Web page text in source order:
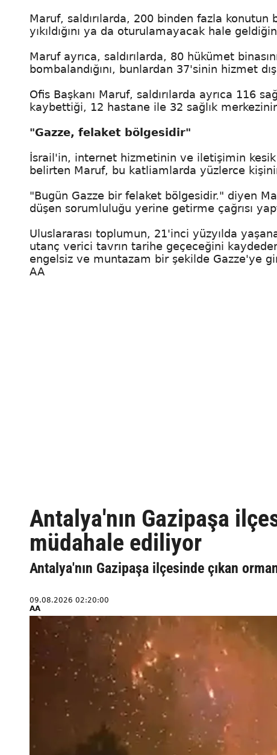
Maruf, saldırılarda, 200 binden fazla konutun
yıkıldığını ya da oturulamayacak hale
Maruf ayrıca, saldırılarda, 80 hükümet
bombalandığını, bunlardan 37'sinin hizmet
Ofis Başkanı Maruf, saldırılarda ayrıca 116
kaybettiği, 12 hastane ile 32 sağlık
"Gazze, felaket bölgesidir"
İsrail'in, internet hizmetinin ve iletişimin
belirten Maruf, bu katliamlarda yüzlerce
"Bugün Gazze bir felaket bölgesidir." diyen
düşen sorumluluğu yerine getirme çağrısı
Uluslararası toplumun, 21'inci yüzyılda
utanç verici tavrın tarihe geçeceğini
engelsiz ve muntazam bir şekilde Gazze'ye
AA
Antalya'nın Gazipaşa
müdahale ediliyor
Antalya'nın Gazipaşa ilçesinde çıkan
09.08.2026 02:20:00
AA